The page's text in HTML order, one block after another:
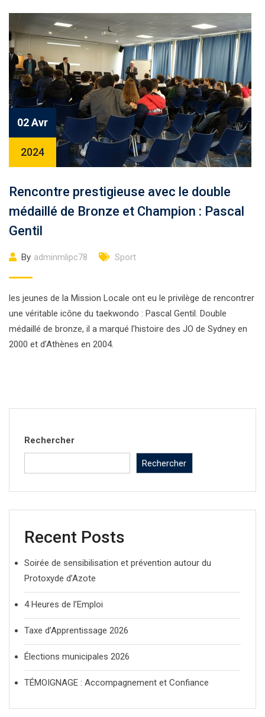
02 Avr
2024
Rencontre prestigieuse avec le double
médaillé de Bronze et Champion : Pascal
Gentil
By adminmlipc78 Sport
les jeunes de la Mission Locale ont eu le privilège de rencontrer
une véritable icône du taekwondo : Pascal Gentil. Double
médaillé de bronze, il a marqué l’histoire des JO de Sydney en
2000 et d’Athènes en 2004.
Rechercher
Rechercher
Recent Posts
Soirée de sensibilisation et prévention autour du
Protoxyde d’Azote
4 Heures de l’Emploi
Taxe d’Apprentissage 2026
Élections municipales 2026
TÉMOIGNAGE : Accompagnement et Confiance